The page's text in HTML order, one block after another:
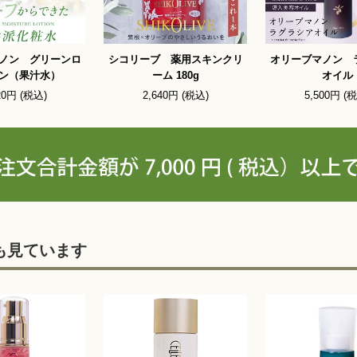
ン グリーンロ
（果汁水）
円 (税込)
シコリーブ 薬用スキンクリ
ーム 180g
2,640円 (税込)
オリーブマノン
オイル
5,500円 (
見ています